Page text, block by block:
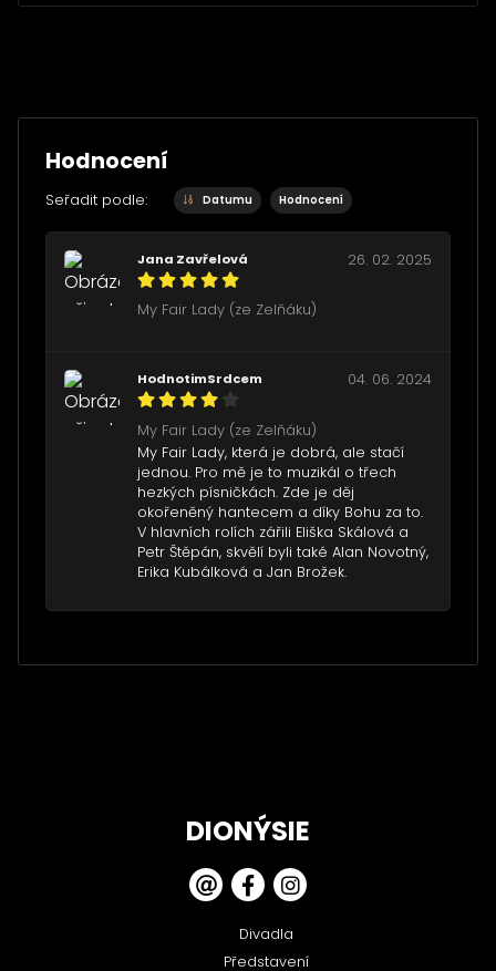
Hodnocení
Seřadit podle: Datumu Hodnocení
Jana Zavřelová 26. 02. 2025
My Fair Lady (ze Zelňáku)
HodnotimSrdcem 04. 06. 2024
My Fair Lady (ze Zelňáku)
My Fair Lady, která je dobrá, ale stačí
jednou. Pro mě je to muzikál o třech
hezkých písničkách. Zde je děj
okořeněný hantecem a díky Bohu za to.
V hlavních rolích zářili Eliška Skálová a
Petr Štěpán, skvělí byli také Alan Novotný,
Erika Kubálková a Jan Brožek.
DIONÝSIE
Divadla
Představení